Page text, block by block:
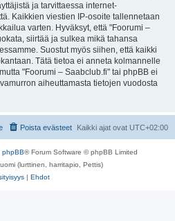
ja tarvittaessa internet-
Kaikkien viestien IP-osoite tallennetaan
varten. Hyväksyt, että "Foorumi –
siirtää ja sulkea mikä tahansa
Suostut myös siihen, että kaikki
Tätä tietoa ei anneta kolmannelle
"Foorumi – Saabclub.fi" tai phpBB ei
aiheuttamasta tietojen vuodosta
Kaikki ajat ovat UTC+02:00
Poista evästeet
phpBB® Forum Software © phpBB Limited
(lurttinen, harritapio, Pettis)
| Ehdot